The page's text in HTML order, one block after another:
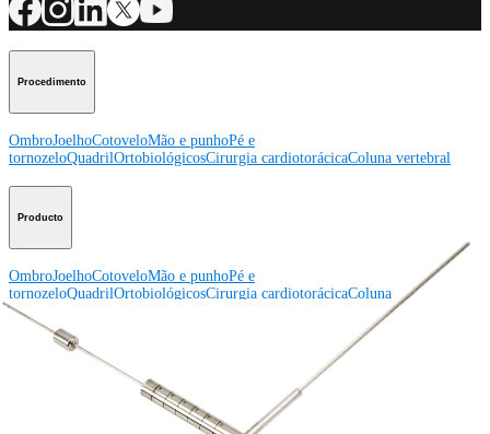
Procedimento
OmbroJoelhoCotoveloMão e punhoPé e
tornozeloQuadrilOrtobiológicosCirurgia cardiotorácicaColuna vertebral
Producto
OmbroJoelhoCotoveloMão e punhoPé e
tornozeloQuadrilOrtobiológicosCirurgia cardiotorácicaColuna
vertebral
Descrição dos cursosCalendário dos cursos